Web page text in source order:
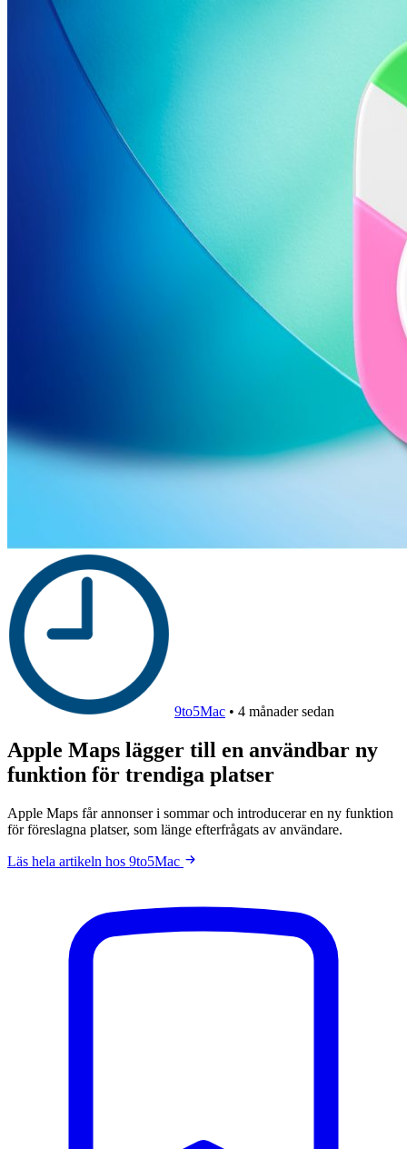
9to5Mac • 4 månader sedan
Apple Maps lägger till en användbar ny
funktion för trendiga platser
Apple Maps får annonser i sommar och introducerar en ny funktion
för föreslagna platser, som länge efterfrågats av användare.
Läs hela artikeln hos 9to5Mac